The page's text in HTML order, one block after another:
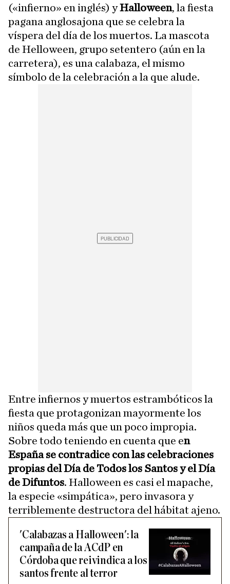
(«infierno» en inglés) yHalloween, la fiesta
pagana anglosajona que se celebra la
víspera del día de los muertos. La mascota
de Helloween, grupo setentero (aún en la
carretera), es una calabaza, el mismo
símbolo de la celebración a la que alude.
Entre infiernos y muertos estrambóticos la
fiesta que protagonizan mayormente los
niños queda más que un poco impropia.
Sobre todo teniendo en cuenta que en
España se contradice con las celebraciones
propias del Día de Todos los Santos y el Día
de Difuntos. Halloween es casi el mapache,
la especie «simpática», pero invasora y
terriblemente destructora del hábitat ajeno.
'Calabazas a Halloween': la
campaña de la ACdP en
Córdoba que reivindica a los
santos frente al terror